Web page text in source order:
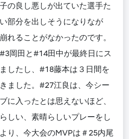
の良し悪しが出ていた選手た
部分を出しそうになりなが
れることがなかったのです。
岡田と#14田中が最終日にス
したし、#18藤本は３日間を
ました。#27江良は、今シー
に入ったとは思えないほど、
しい、素晴らしいプレーをし
り、今大会のMVPは＃25内尾